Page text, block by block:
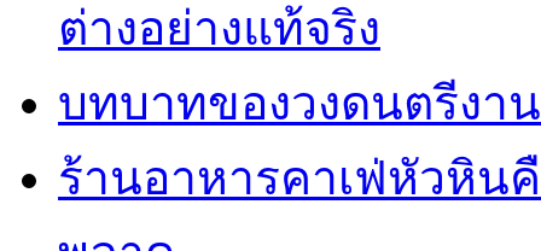
ต่างอย่างแท้จริง
บทบาทของวงดนตรีงา
ร้านอาหารคาเฟ่หัวหิน